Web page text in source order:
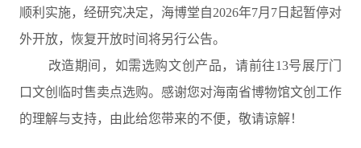
顺利实施，经研究决定，海博堂自2026年7月7日起暂停对
外开放，恢复开放时间将另行公告。
改造期间，如需选购文创产品，请前往13号展厅门
口文创临时售卖点选购。感谢您对海南省博物馆文创工作
的理解与支持，由此给您带来的不便，敬请谅解！